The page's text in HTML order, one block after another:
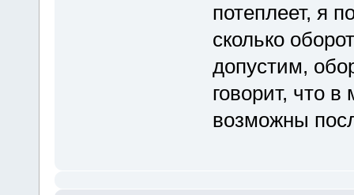
потеплеет, я
сколько
допустим,
говорит, что
возможны